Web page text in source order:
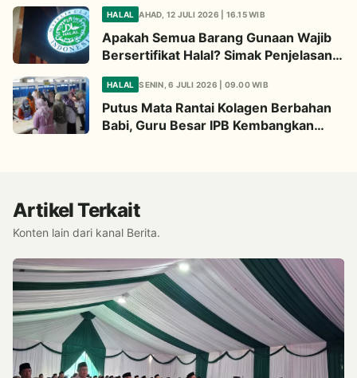
HALAL AHAD, 12 JULI 2026 | 16.15 WIB
Apakah Semua Barang Gunaan Wajib
Bersertifikat Halal? Simak Penjelasan
Ini
HALAL SENIN, 6 JULI 2026 | 09.00 WIB
Putus Mata Rantai Kolagen Berbahan
Babi, Guru Besar IPB Kembangkan
Artikel Terkait
Konten lain dari kanal Berita.